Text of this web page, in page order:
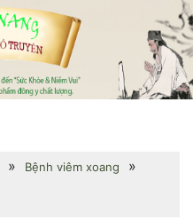
» Bệnh viêm xoang »